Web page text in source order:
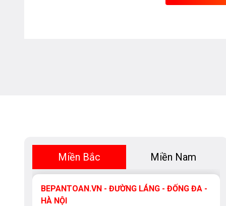
Miền Bắc Miền Nam
BEPANTOAN.VN - ĐƯỜNG LÁNG - ĐỐNG ĐA -
HÀ NỘI